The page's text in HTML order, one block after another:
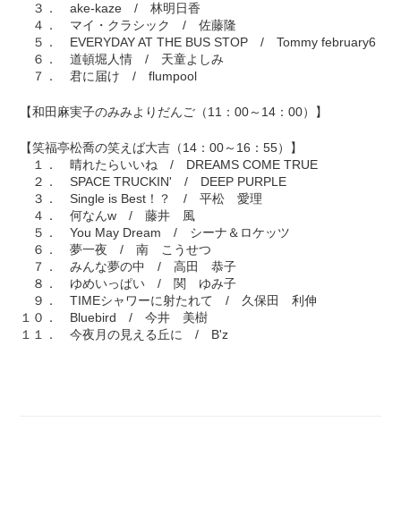
３． ake-kaze / 林明日香
４． マイ・クラシック / 佐藤隆
５． EVERYDAY AT THE BUS STOP / Tommy february6
６． 道頓堀人情 / 天童よしみ
７． 君に届け / flumpool
【和田麻実子のみみよりだんご（11：00～14：00）】
【笑福亭松喬の笑えば大吉（14：00～16：55）】
１． 晴れたらいいね / DREAMS COME TRUE
２． SPACE TRUCKIN' / DEEP PURPLE
３． Single is Best！？ / 平松 愛理
４． 何なんw / 藤井 風
５． You May Dream / シーナ＆ロケッツ
６． 夢一夜 / 南 こうせつ
７． みんな夢の中 / 高田 恭子
８． ゆめいっぱい / 関 ゆみ子
９． TIMEシャワーに射たれて / 久保田 利伸
１０． Bluebird / 今井 美樹
１１． 今夜月の見える丘に / B'z